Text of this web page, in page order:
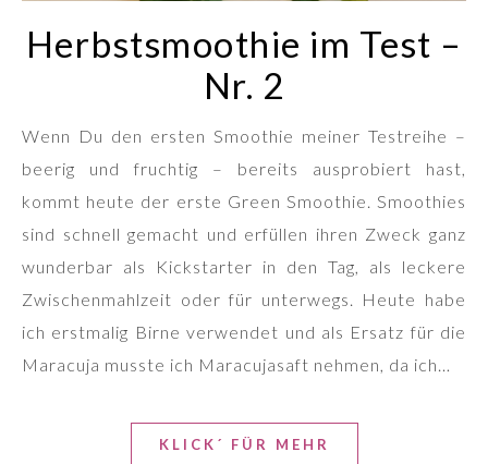
Herbstsmoothie im Test –
Nr. 2
Wenn Du den ersten Smoothie meiner Testreihe –
beerig und fruchtig – bereits ausprobiert hast,
kommt heute der erste Green Smoothie. Smoothies
sind schnell gemacht und erfüllen ihren Zweck ganz
wunderbar als Kickstarter in den Tag, als leckere
Zwischenmahlzeit oder für unterwegs. Heute habe
ich erstmalig Birne verwendet und als Ersatz für die
Maracuja musste ich Maracujasaft nehmen, da ich…
KLICK´ FÜR MEHR